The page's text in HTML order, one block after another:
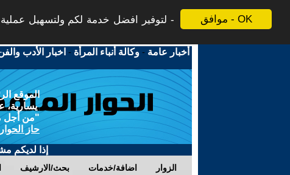
موافق - OK
لتوفير افضل خدمة لكم ولتسهيل
أخبار عامة -وكالة أنباء المرأة - اخبار الأدب
الموقع
يسارية،
"من أجل
حاز
إذا لديكم
بحث/الارشيف اضافة/خدمات الزوار